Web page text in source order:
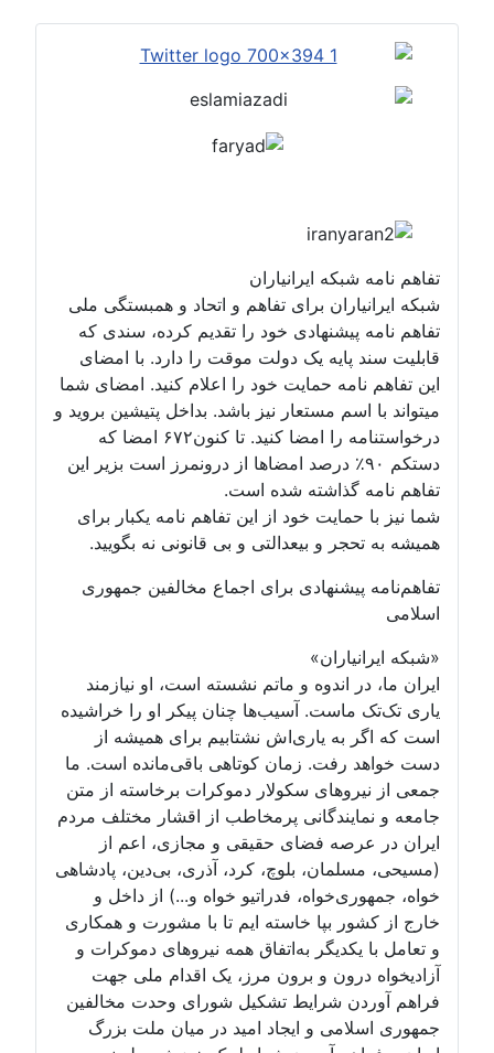
تفاهم نامه شبکه ایرانیاران
شبکه ایرانیاران برای تفاهم و اتحاد و همبستگی ملی
تفاهم نامه پیشنهادی خود را تقدیم کرده، سندی که
قابلیت سند پایه یک دولت موقت را دارد. با امضای
این تفاهم نامه حمایت خود را اعلام کنید. امضای شما
میتواند با اسم مستعار نیز باشد. بداخل پتیشین بروید و
درخواستنامه را امضا کنید. تا کنون۶۷۲ امضا که
دستکم ۹۰٪ درصد امضاها از درونمرز است بزیر این
تفاهم نامه گذاشته شده است.
شما نیز با حمایت خود از این تفاهم نامه یکبار برای
همیشه به تحجر و بیعدالتی و بی قانونی نه بگویید.
تفاهم‌نامه پیشنهادی برای اجماع مخالفین جمهوری
اسلامی
«شبکه ایرانیاران»
ایران ما، در اندوه و ماتم نشسته است، او نیازمند
یاری تک‌تک ماست. آسیب‌ها چنان پیکر او را خراشیده
است که اگر به یاری‌اش نشتابیم برای همیشه از
دست خواهد رفت. زمان کوتاهی باقی‌مانده است. ما
جمعی از نیروهای سکولار دموکرات برخاسته از متن
جامعه و نمایندگانی پرمخاطب از اقشار مختلف مردم
ایران در عرصه فضای حقیقی و مجازی، اعم از
(مسیحی، مسلمان، بلوچ، کرد، آذری، بی‌دین، پادشاهی
خواه، جمهوری‌خواه، فدراتیو خواه و...) از داخل و
خارج از کشور بپا خاسته ایم تا با مشورت و همکاری
و تعامل با یکدیگر به‌اتفاق همه نیروهای دموکرات و
آزادیخواه درون و برون مرز، یک اقدام ملی جهت
فراهم آوردن شرایط تشکیل شورای وحدت مخالفین
جمهوری اسلامی و ایجاد امید در میان ملت بزرگ